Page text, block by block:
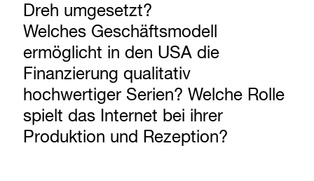
Dreh umgesetzt?
Welches Geschäftsmodell
ermöglicht in den USA die
Finanzierung qualitativ
hochwertiger Serien? Welche Rolle
spielt das Internet bei ihrer
Produktion und Rezeption?